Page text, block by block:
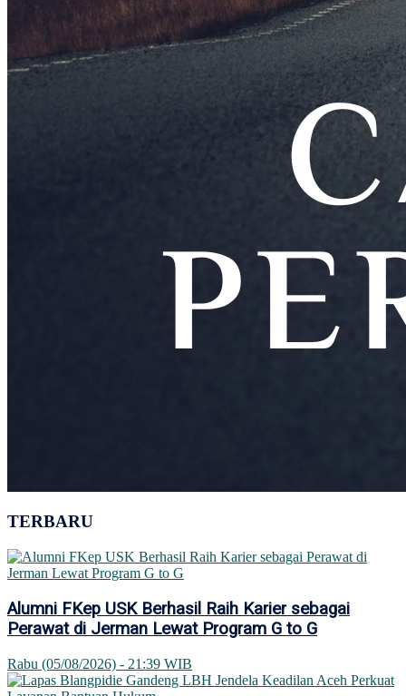
TERBARU
Alumni FKep USK Berhasil Raih Karier sebagai
Perawat di Jerman Lewat Program G to G
Rabu (05/08/2026) - 21:39 WIB